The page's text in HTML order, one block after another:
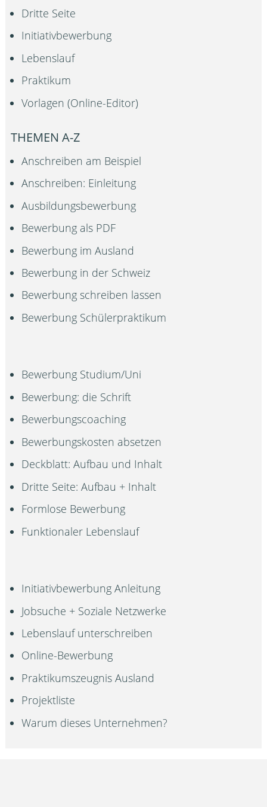
Dritte Seite
Initiativbewerbung
Lebenslauf
Praktikum
Vorlagen (Online-Editor)
THEMEN A-Z
Anschreiben am Beispiel
Anschreiben: Einleitung
Ausbildungsbewerbung
Bewerbung als PDF
Bewerbung im Ausland
Bewerbung in der Schweiz
Bewerbung schreiben lassen
Bewerbung Schülerpraktikum
Bewerbung Studium/Uni
Bewerbung: die Schrift
Bewerbungscoaching
Bewerbungskosten absetzen
Deckblatt: Aufbau und Inhalt
Dritte Seite: Aufbau + Inhalt
Formlose Bewerbung
Funktionaler Lebenslauf
Initiativbewerbung Anleitung
Jobsuche + Soziale Netzwerke
Lebenslauf unterschreiben
Online-Bewerbung
Praktikumszeugnis Ausland
Projektliste
Warum dieses Unternehmen?